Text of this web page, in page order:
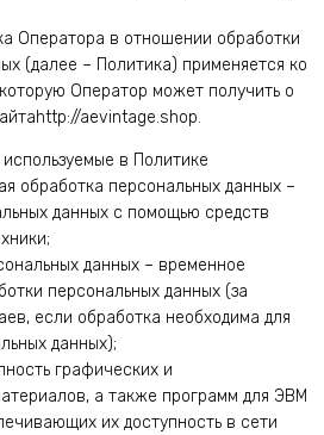
Оператора в отношении обработки
(далее – Политика) применяется ко
Оператор может получить о
aevintage.shop.
в Политике
обработка персональных данных –
данных с помощью средств
данных – временное
персональных данных (за
если обработка необходима для
данных);
графических и
а также программ для ЭВМ
их доступность в сети